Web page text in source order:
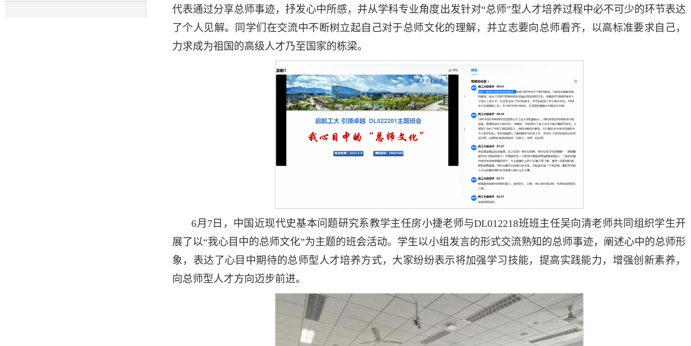
代表通过分享总师事迹，抒发心中所感，并从学科专业角度出发针对“总师”型人才培养过程中必不可少的环节表达
了个人见解。同学们在交流中不断树立起自己对于总师文化的理解，并立志要向总师看齐，以高标准要求自己，
力求成为祖国的高级人才乃至国家的栋梁。
6月7日，中国近现代史基本问题研究系教学主任房小捷老师与DL012218班班主任吴向清老师共同组织学生开
展了以“我心目中的总师文化”为主题的班会活动。学生以小组发言的形式交流熟知的总师事迹，阐述心中的总师形
象，表达了心目中期待的总师型人才培养方式，大家纷纷表示将加强学习技能，提高实践能力，增强创新素养，
向总师型人才方向迈步前进。